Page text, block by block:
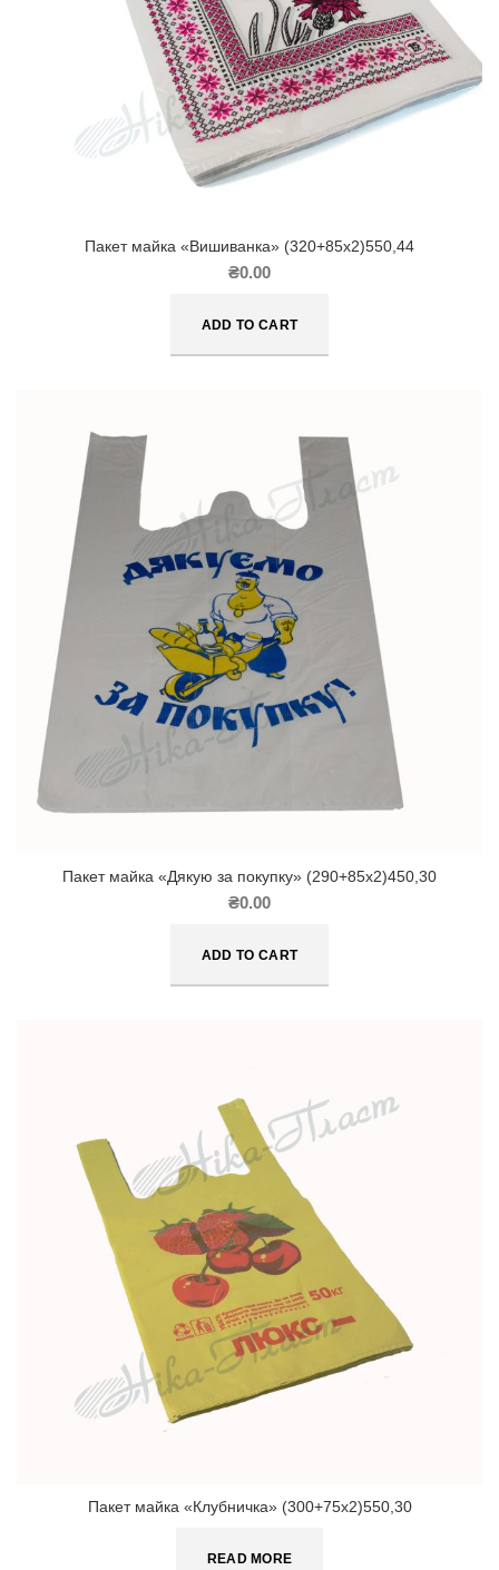
Пакет майка «Вишиванка» (320+85х2)550,44
₴0.00
ADD TO CART
Пакет майка «Дякую за покупку» (290+85х2)450,30
₴0.00
ADD TO CART
Пакет майка «Клубничка» (300+75х2)550,30
READ MORE